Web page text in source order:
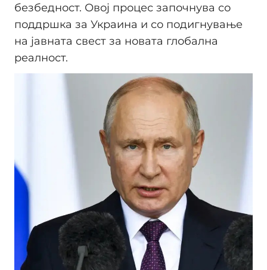
безбедност. Овој процес започнува со
поддршка за Украина и со подигнување
на јавната свест за новата глобална
реалност.